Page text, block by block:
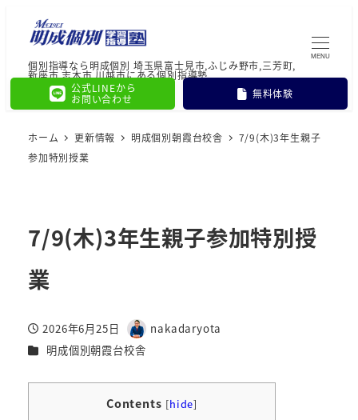
個別指導なら明成個別 埼玉県富士見市,ふじみ野市,三芳町,
新座市,志木市,川越市にある個別指導塾
公式LINEから
お問い合わせ
無料体験
MENU
ホーム 更新情報 明成個別朝霞台校舎
7/9(木)3年生親子
参加特別授業
7/9(木)3年生親子参加特別授
業
投稿日
2026年6月25日
著
者
nakadaryota
カテゴリー
明成個別朝霞台校舎
Contents [hide]